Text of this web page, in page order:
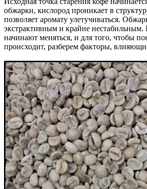
обжарки, кислород проникает в
позволяет аромату улетучиваться.
экстрактивным и крайне нестабильным.
начинают меняться, и для того, чтобы
происходит, разберем факторы,